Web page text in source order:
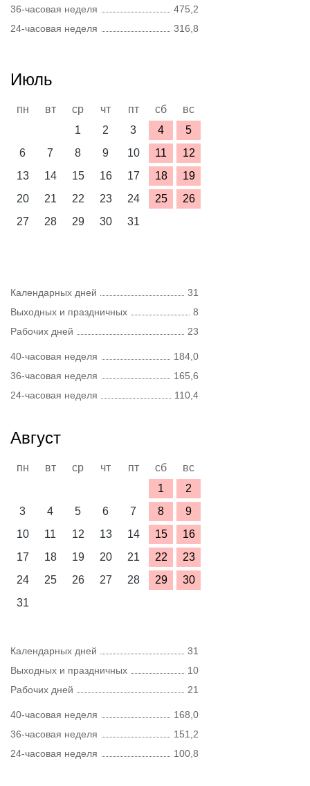
36-часовая неделя
475,2
24-часовая неделя
316,8
Июль
пн вт ср чт пт сб
вс
1
2 3 4
5
6
7 8 9 10 11
12
13
14 15 16 17 18
19
20
21 22 23 24 25
26
27
28 29 30 31
Календарных дней
31
Выходных и праздничных
8
Рабочих дней
23
40-часовая неделя
184,0
36-часовая неделя
165,6
24-часовая неделя
110,4
Август
пн вт ср чт пт сб
вс
1
2
3
4 5 6 7 8
9
10
11 12 13 14 15
16
17
18 19 20 21 22
23
24
25 26 27 28 29
30
31
Календарных дней
31
Выходных и праздничных
10
Рабочих дней
21
40-часовая неделя
168,0
36-часовая неделя
151,2
24-часовая неделя
100,8